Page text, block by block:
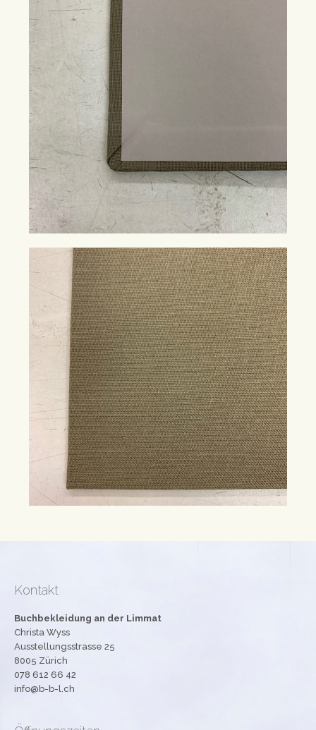
Kontakt
Buchbekleidung an der Limmat
Christa Wyss
Ausstellungsstrasse 25
8005 Zürich
078 612 66 42
info@b-b-l.ch